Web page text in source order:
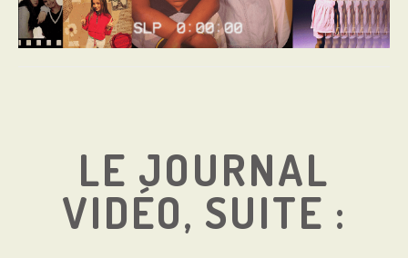
LE JOURNAL
VIDÉO, SUITE :